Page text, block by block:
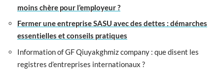
moins chère pour l’employeur ?
Fermer une entreprise SASU avec des dettes : démarches
essentielles et conseils pratiques
Information of GF Qiuyakghmiz company : que disent les
registres d’entreprises internationaux ?